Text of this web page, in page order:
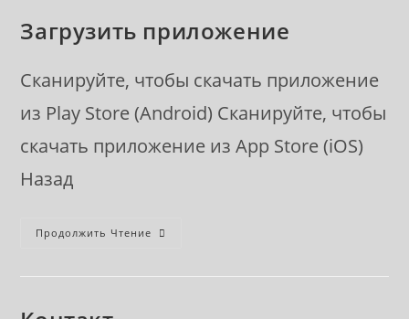
Загрузить приложение
Сканируйте, чтобы скачать приложение
из Play Store (Android) Сканируйте, чтобы
скачать приложение из App Store (iOS)
Назад
Продолжить Чтение Загрузить